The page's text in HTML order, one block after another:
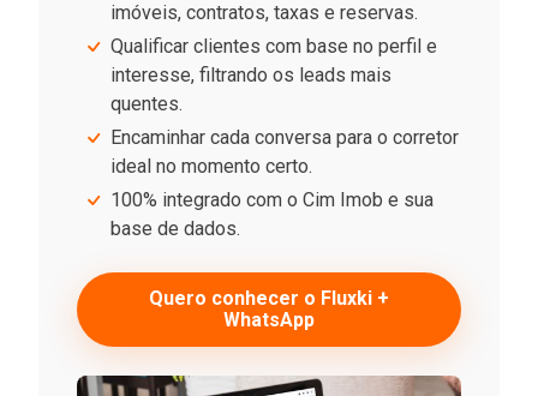
imóveis, contratos, taxas e reservas.
Qualificar clientes com base no perfil e
interesse, filtrando os leads mais
quentes.
Encaminhar cada conversa para o corretor
ideal no momento certo.
100% integrado com o Cim Imob e sua
base de dados.
Quero conhecer o Fluxki +
WhatsApp